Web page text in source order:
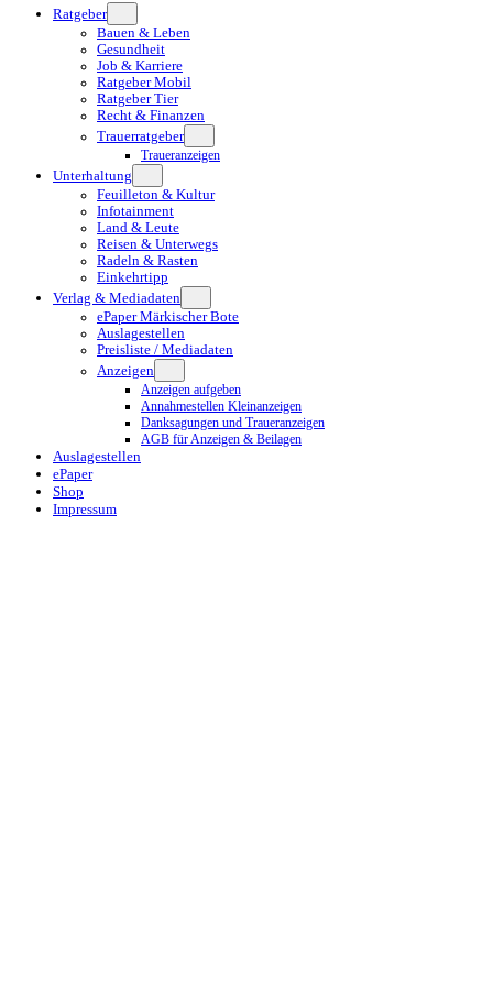
Ratgeber
Bauen & Leben
Gesundheit
Job & Karriere
Ratgeber Mobil
Ratgeber Tier
Recht & Finanzen
Trauerratgeber
Traueranzeigen
Unterhaltung
Feuilleton & Kultur
Infotainment
Land & Leute
Reisen & Unterwegs
Radeln & Rasten
Einkehrtipp
Verlag & Mediadaten
ePaper Märkischer Bote
Auslagestellen
Preisliste / Mediadaten
Anzeigen
Anzeigen aufgeben
Annahmestellen Kleinanzeigen
Danksagungen und Traueranzeigen
AGB für Anzeigen & Beilagen
Auslagestellen
ePaper
Shop
Impressum